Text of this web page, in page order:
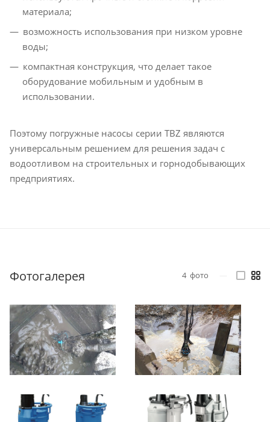
материала;
возможность использования при низком уровне
воды;
компактная конструкция, что делает такое
оборудование мобильным и удобным в
использовании.
Поэтому погружные насосы серии TBZ являются
универсальным решением для решения задач с
водоотливом на строительных и горнодобывающих
предприятиях.
Фотогалерея 4 фото